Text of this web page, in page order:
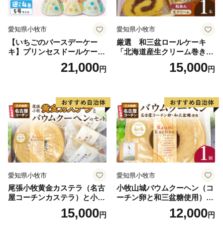
展の可能性を大きく秘めたまちです。糸満市でたくさん
満市にご注目ください。
愛知県小牧市
【いちごのバースデーケー
キ】プリンセスドールケーキ
日時指定可 スイーツ デザー
ト 洋菓子 お取り寄せ 愛知県
デコレーションケーキ ホー
ルケーキ 人形 かわいい こど
も
21,000円
愛知県小牧市
厳選 和三盆ロールケーキ
「北海道産生クリーム巻き」
または「北海道産粒あん巻
き」（サイズ：レギュラー）
凍 愛知県 小牧市 アンプチベ
アやぐま
15,000円
愛知県小牧市
尾張小牧黄金カステラ（名古
屋コーチンカステラ）と小牧
山城バウムクーヘン（コーチ
ン卵と和三盆糖使用）のセッ
15,000円
愛知県小牧市
小牧山城バウムクーヘン（コ
ーチン卵と和三盆糖使用）
名古屋コーチン バームクー
ヘン 和三盆 小牧銘菓 バウム
12,000円